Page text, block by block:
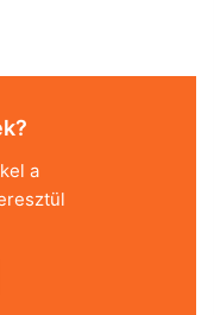
a